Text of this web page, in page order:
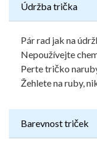
Údržba trička
Pár rad jak na
Nepoužívejte
Perte tričko
Žehlete na ruby,
Barevnost triček